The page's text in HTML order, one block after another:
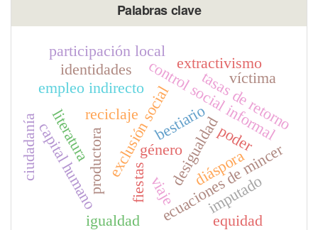
Palabras clave
reciclaje
exclusión social
productora
control social informal
poder
género
fiestas ecuaciones de mincer
capital humano
tasas de retorno
desigualdad
participación local
empleo indirecto
ciudadanía
igualdad
imputado
extractivismo
literatura
diáspora
equidad
identidades
viaje
bestiario
víctima